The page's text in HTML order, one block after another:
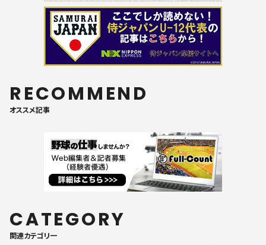
RECOMMEND
オススメ記事
CATEGORY
関連カテゴリ一